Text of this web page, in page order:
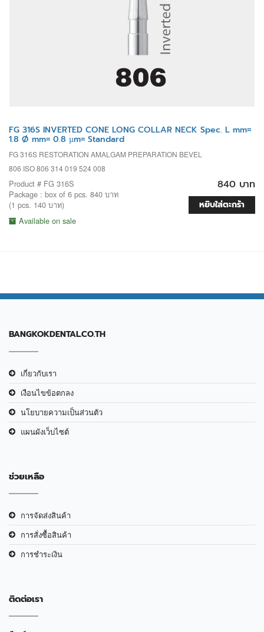
FG 316S INVERTED CONE LONG COLLAR NECK Spec. L mm=
1.8 Ø mm= 0.8 µm= Standard
FG 316S RESTORATION AMALGAM PREPARATION BEVEL
806 ISO 806 314 019 524 008
Product # FG 316S
Package : box of 6 pcs. 840 บาท
(1 pcs. 140 บาท)
Available on sale
840 บาท
หยิบใส่ตะกร้า
BANGKOKDENTAL.CO.TH
เกี่ยวกับเรา
เงือนไขข้อตกลง
นโยบายความเป็นส่วนตัว
แผนผังเว็บไซต์
ช่วยเหลือ
การจัดส่งสินค้า
การสั่งซื้อสินค้า
การชำระเงิน
ติดต่อเรา